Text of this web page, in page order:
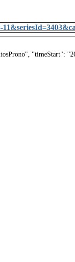
"timeStart":